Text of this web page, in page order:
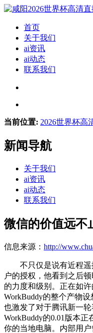
首页
关于我们
ai资讯
ai动态
联系我们
当前位置: 2026世界杯高
新闻导航
关于我们
ai资讯
ai动态
联系我们
微信的价值远不
信息来源： http://
不只仅是说有近程遥
户的授权，他看到之后
的力度和级别。正在如
WorkBuddy的整个产物
也激发了对于腾讯新一
WorkBuddy的0.01版本
你的当地电脑。内部用